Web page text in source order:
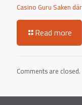
Casino Guru Saken
Read more
Comments are closed.